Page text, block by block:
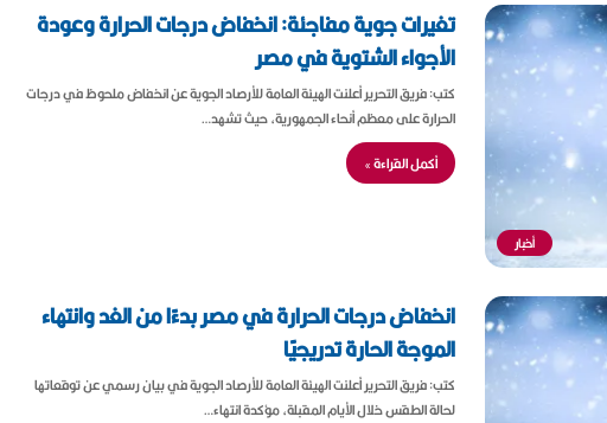
أخبار
تغيرات جوية مفاجئة: انخفاض درجات الحرارة وعودة
الأجواء الشتوية في مصر
كتب: فريق التحرير أعلنت الهيئة العامة للأرصاد الجوية عن انخفاض ملحوظ في درجات
الحرارة على معظم أنحاء الجمهورية، حيث تشهد…
أكمل القراءة »
انخفاض درجات الحرارة في مصر بدءًا من الغد وانتهاء
الموجة الحارة تدريجيًا
كتب: فريق التحرير أعلنت الهيئة العامة للأرصاد الجوية في بيان رسمي عن توقعاتها
لحالة الطقس خلال الأيام المقبلة، مؤكدة انتهاء…